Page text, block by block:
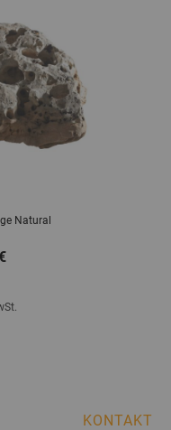
Natural
KONTAKT